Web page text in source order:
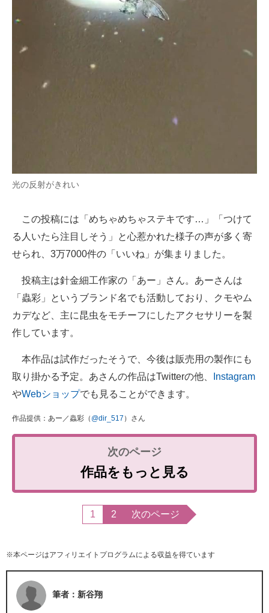
エレクトロニクス専門サイト
電子設計の基本と応用
建設×テクノロジーの最前線
光の反射がきれい
この投稿には「めちゃめちゃステキです…」「つけて
る人いたら注目しそう」と心惹かれた様子の声が多く寄
せられ、3万7000件の「いいね」が集まりました。
投稿主は針金細工作家の「あー」さん。あーさんは
「蟲彩」というブランド名でも活動しており、クモやム
カデなど、主に昆虫をモチーフにしたアクセサリーを製
作しています。
本作品は試作だったそうで、今後は販売用の製作にも
取り掛かる予定。あさんの作品はTwitterの他、
Instagram
やWebショップでも見ることができます。
作品提供：あー／蟲彩（ @dir_517 ）さん
作品をもっと見る
1 2 次のページ
※本ページはアフィリエイトプログラムによる収益を得ています
筆者：新谷翔